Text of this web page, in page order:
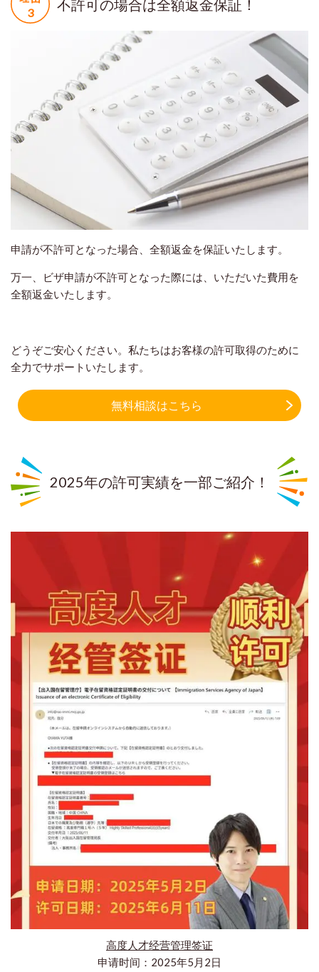
不許可の場合は全額返金保証！
申請が不許可となった場合、全額返金を保証いたします。
万一、ビザ申請が不許可となった際には、いただいた費用を
全額返金いたします。
どうぞご安心ください。私たちはお客様の許可取得のために
全力でサポートいたします。
無料相談はこちら
2025年の許可実績を一部ご紹介！
高度人才经营管理签证
申请时间：2025年5月2日